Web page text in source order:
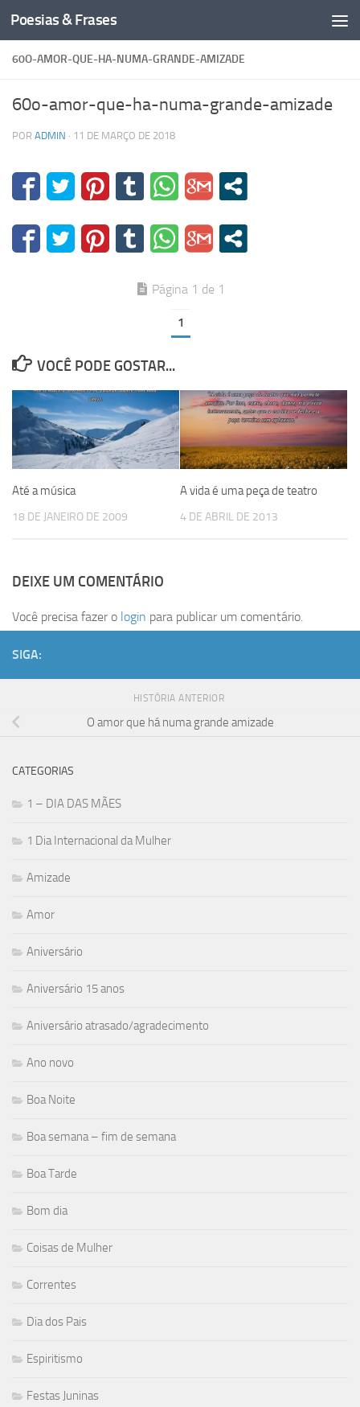
Skip to content
Poesias & Frases
60O-AMOR-QUE-HA-NUMA-GRANDE-AMIZADE
60o-amor-que-ha-numa-grande-amizade
POR ADMIN · 11 DE MARÇO DE 2018
Página 1 de 1
1
VOCÊ PODE GOSTAR...
Até a música
18 DE JANEIRO DE 2009
A vida é uma peça de teatro
4 DE ABRIL DE 2013
DEIXE UM COMENTÁRIO
Você precisa fazer o login para publicar um comentário.
SIGA:
HISTÓRIA ANTERIOR
O amor que há numa grande amizade
CATEGORIAS
1 – DIA DAS MÃES
1 Dia Internacional da Mulher
Amizade
Amor
Aniversário
Aniversário 15 anos
Aniversário atrasado/agradecimento
Ano novo
Boa Noite
Boa semana – fim de semana
Boa Tarde
Bom dia
Coisas de Mulher
Correntes
Dia dos Pais
Espiritismo
Festas Juninas